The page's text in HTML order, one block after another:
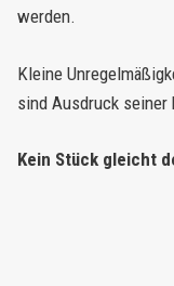
werden.
Kleine
sind Ausdruck
Kein Stück gleicht